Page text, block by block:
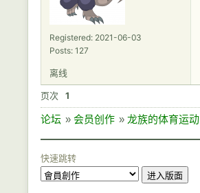
Registered: 2021-06-03
Posts: 127
离线
页次 1
论坛 » 会员创作 » 龙族的体育运动
快速跳转